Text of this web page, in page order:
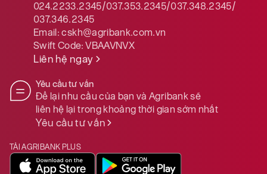
024.2233.2345/037.353.2345/037.348.2345/
037.346.2345
Email:cskh@agribank.com.vn
Swift Code:VBAAVNVX
Liên hệ ngay
Yêu cầu tư vấn
Để lại nhu cầu của bạn và Agribank sẽ
liên hệ lại trong khoảng thời gian sớm nhất
Yêu cầu tư vấn
TẢI AGRIBANK PLUS